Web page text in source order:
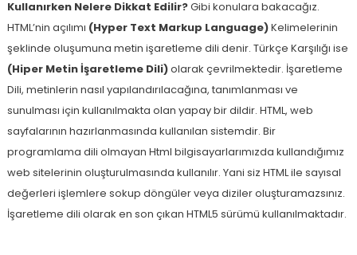
Kullanırken Nelere Dikkat Edilir?Gibi konulara bakacağız.
HTML’nin açılımı (Hyper Text Markup Language)Kelimelerinin
şeklinde oluşumuna metin işaretleme dili denir. Türkçe Karşılığı ise
(Hiper Metin İşaretleme Dili)olarak çevrilmektedir. İşaretleme
Dili, metinlerin nasıl yapılandırılacağına, tanımlanması ve
sunulması için kullanılmakta olan yapay bir dildir. HTML, web
sayfalarının hazırlanmasında kullanılan sistemdir. Bir
programlama dili olmayan Html bilgisayarlarımızda kullandığımız
web sitelerinin oluşturulmasında kullanılır. Yani siz HTML ile sayısal
değerleri işlemlere sokup döngüler veya diziler oluşturamazsınız.
İşaretleme dili olarak en son çıkan HTML5 sürümü kullanılmaktadır.